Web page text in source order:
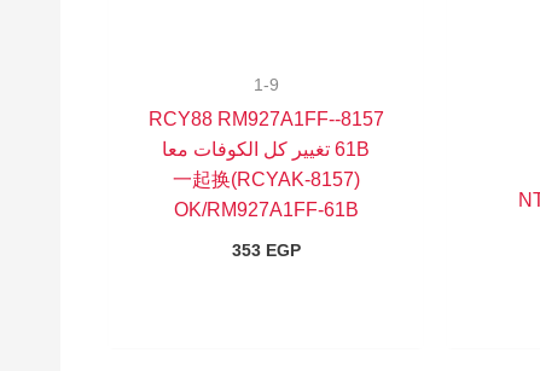
1-9
8157-RCY88 RM927A1FF-
61B تغيير كل الكوفات معا
(RCYAK-8157)一起换
OK/RM927A1FF-61B
353 EGP